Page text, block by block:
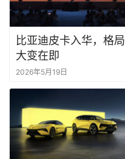
比亚迪皮卡入华，格局
大变在即
2026年5月19日